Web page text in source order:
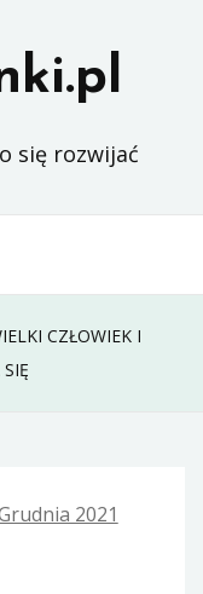
się rozwijać
CZŁOWIEK I
2021